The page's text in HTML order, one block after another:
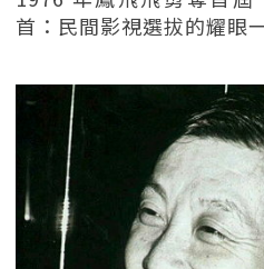
首：民間影視選拔的耀眼